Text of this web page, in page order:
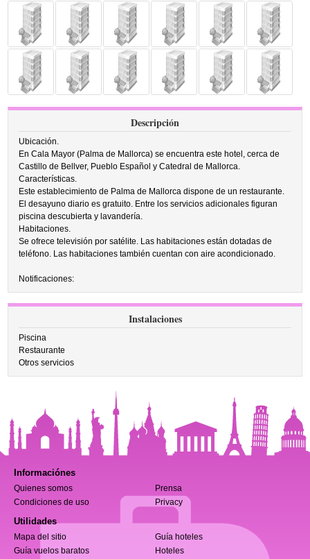
Descripción
Ubicación.
En Cala Mayor (Palma de Mallorca) se encuentra este hotel, cerca de
Castillo de Bellver, Pueblo Español y Catedral de Mallorca.
Características.
Este establecimiento de Palma de Mallorca dispone de un restaurante.
El desayuno diario es gratuito. Entre los servicios adicionales figuran
piscina descubierta y lavandería.
Habitaciones.
Se ofrece televisión por satélite. Las habitaciones están dotadas de
teléfono. Las habitaciones también cuentan con aire acondicionado.
Notificaciones:
Instalaciones
Piscina
Restaurante
Otros servicios
Informaciónes
Quienes somos
Prensa
Condiciones de uso
Privacy
Utilidades
Mapa del sitio
Guía hoteles
Guía vuelos baratos
Hoteles